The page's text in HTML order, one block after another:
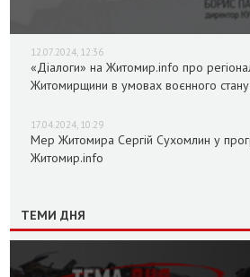
12.07.2024, 12:36
«Діалоги» на Житомир.info про
Житомирщини в умовах воєнного стану
17.04.2024, 10:29
Мер Житомира Сергій Сухомлин у
Житомир.info
ТЕМИ ДНЯ